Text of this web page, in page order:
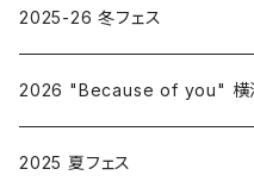
2025-26 冬フェス
2026 "Because of you" 横
2025 夏フェス